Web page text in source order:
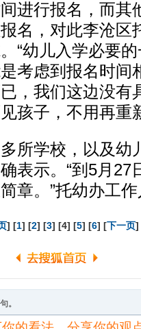
进行报名，而其
名，对此李沧区
“幼儿入学必要
考虑到报名时间
，我们这边没有
孩子，不用再重
学校，以及幼
表示。“到5月27
章。”托幼办工
] [1] [2] [3] [4] [5] [6] [下一页]
。